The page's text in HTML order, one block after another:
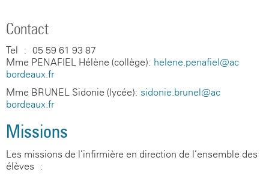
Contact
Tel : 05 59 61 93 87
Mme PENAFIEL Hélène (collège): helene.penafiel@ac-
bordeaux.fr
Mme BRUNEL Sidonie (lycée): sidonie.brunel@ac-
bordeaux.fr
Missions
Les missions de l’infirmière en direction de l’ensemble des
élèves :